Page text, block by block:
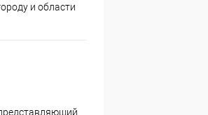
и области